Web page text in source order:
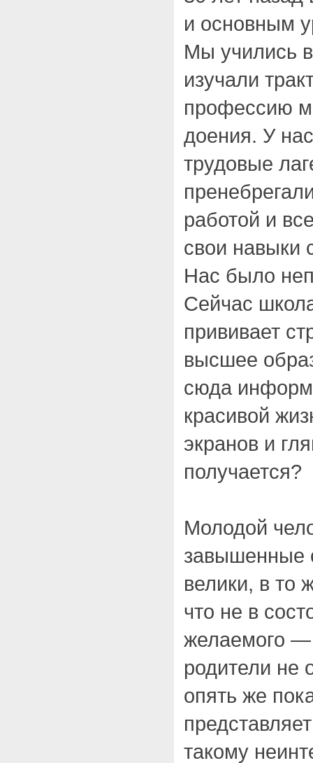
и основным
Мы учились
изучали
профессию
доения. У
трудовые
работой и
свои навыки
Нас было
Сейчас
прививает
высшее
сюда
красивой
экранов и
получается?
Молодой
завышенные
велики, в то
что не в
желаемого
родители не
опять же
такому